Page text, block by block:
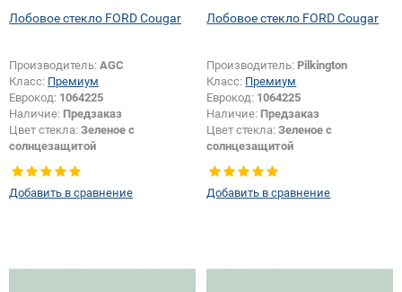
Лобовое стекло FORD Cougar
Производитель: AGC
Класс: Премиум
Еврокод: 1064225
Наличие: Предзаказ
Цвет стекла: Зеленое с
солнцезащитой
Добавить в сравнение
Лобовое стекло FORD Cougar
Производитель: Pilkington
Класс: Премиум
Еврокод: 1064225
Наличие: Предзаказ
Цвет стекла:Зеленое с
солнцезащитой
Добавить в сравнение